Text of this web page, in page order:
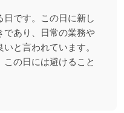
です。この日に新し
であり、日常の業務や
と言われています。
の日には避けること